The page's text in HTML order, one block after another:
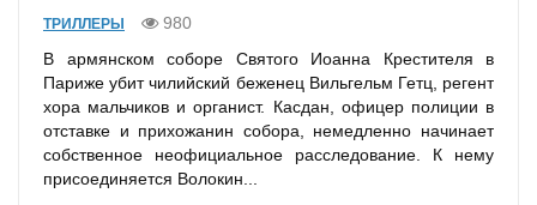
ТРИЛЛЕРЫ
980
В армянском соборе Святого Иоанна Крестителя в
Париже убит чилийский беженец Вильгельм Гетц, регент
хора мальчиков и органист. Касдан, офицер полиции в
отставке и прихожанин собора, немедленно начинает
собственное неофициальное расследование. К нему
присоединяется Волокин...